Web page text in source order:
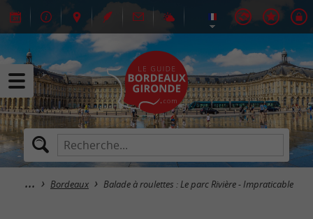
Bordeaux Balade à roulettes : Le parc Rivière - Impraticable